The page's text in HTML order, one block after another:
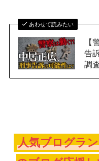
あわせて読みたい
【
告
調
人気ブログラ